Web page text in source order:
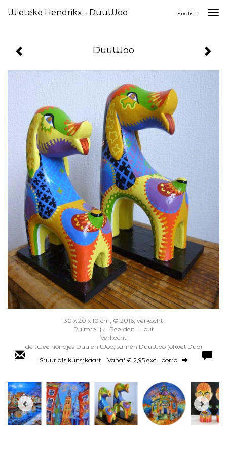
Wieteke Hendrikx - DuuWoo English
DuuWoo
30 x 20 x 10 cm, © 2016, verkocht
Ruimtelijk | Beelden | Hout
Verkocht
de twee hondjes Duu en Woo, samen DuuWoo (ofwel Duo)
Stuur als kunstkaart Vanaf € 2,95 excl. porto